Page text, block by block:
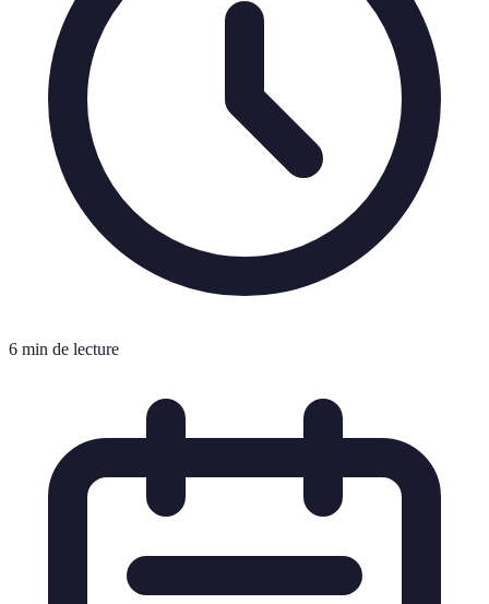
6 min de lecture